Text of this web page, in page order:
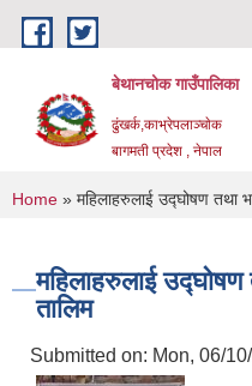
Skip to main content
बेथानचोक गाउँपालिका
ढुंखर्क,काभ्रेपलाञ्चाेक
बागमती प्रदेश , नेपाल
You are here
Home » महिलाहरुलाई उद्घोषण तथा
महिलाहरुलाई
तालिम
Submitted on: Mon, 06/